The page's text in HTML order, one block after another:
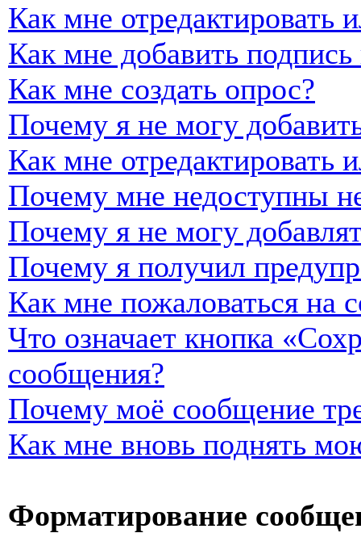
Как мне отредактировать
Как мне добавить
Как мне создать опрос?
Почему я не могу
Как мне отредактировать
Почему мне недоступны
Почему я не могу
Почему я получил
Как мне пожаловаться на
Что означает кнопка
сообщения?
Почему моё сообщение
Как мне вновь поднять
Форматирование